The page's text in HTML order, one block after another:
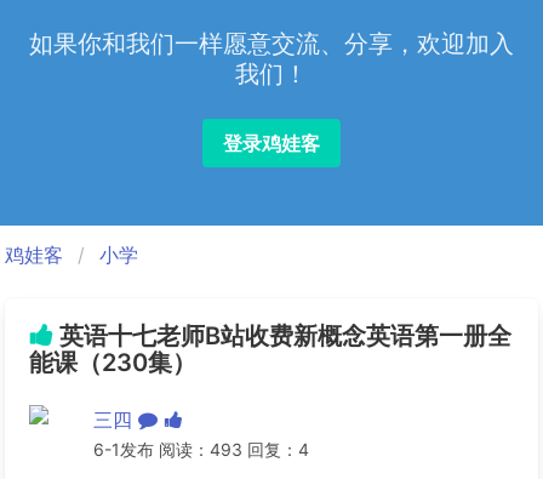
如果你和我们一样愿意交流、分享，欢迎加入
我们！
登录鸡娃客
鸡娃客 小学
英语十七老师B站收费新概念英语第一册全
能课（230集）
三四
6-1发布 阅读：493 回复：4